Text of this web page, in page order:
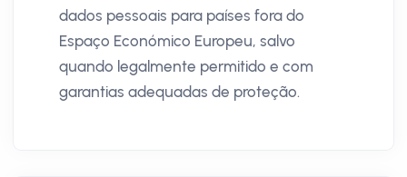
dados pessoais para países fora do
Espaço Económico Europeu, salvo
quando legalmente permitido e com
garantias adequadas de proteção.